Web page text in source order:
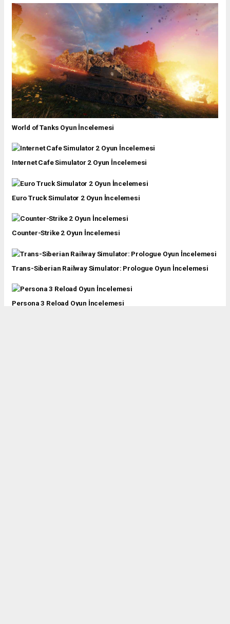
World of Tanks Oyun İncelemesi
Internet Cafe Simulator 2 Oyun İncelemesi
Euro Truck Simulator 2 Oyun İncelemesi
Counter-Strike 2 Oyun İncelemesi
Trans-Siberian Railway Simulator: Prologue Oyun İncelemesi
Persona 3 Reload Oyun İncelemesi